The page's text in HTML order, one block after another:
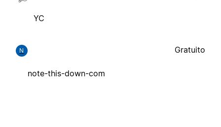
YC
N
note-this-down-com
Gratuito